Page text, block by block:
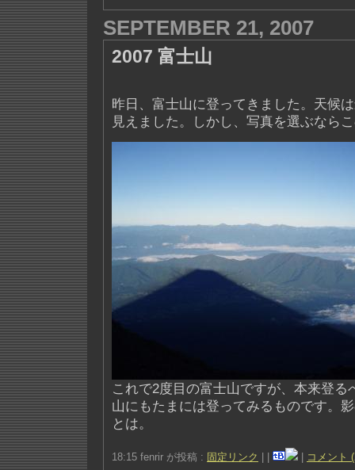
SEPTEMBER 21, 2007
2007 富士山
昨日、富士山に登ってきました。天候
見えました。しかし、写真を選ぶなら
これで2度目の富士山ですが、本来登る
山にもたまには登ってみるものです。
とは。
18:15 fenrir が投稿 : 固定リンク
コメント